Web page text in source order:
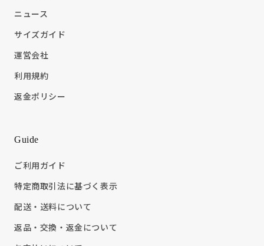
ニュース
サイズガイド
運営会社
利用規約
返金ポリシー
Guide
ご利用ガイド
特定商取引法に基づく表示
配送・送料について
返品・交換・返金について